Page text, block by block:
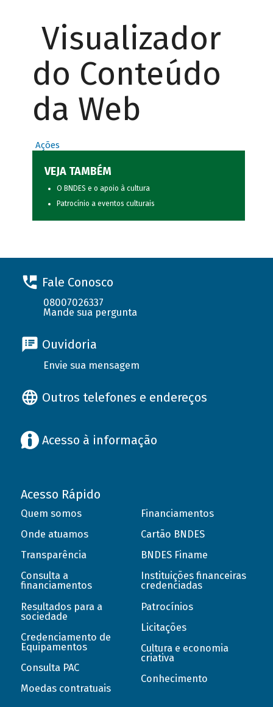
Visualizador
do Conteúdo
da Web
Ações
VEJA TAMBÉM
O BNDES e o apoio à cultura
Patrocínio a eventos culturais
Fale Conosco
08007026337
Mande sua pergunta
Ouvidoria
Envie sua mensagem
Outros telefones e endereços
Acesso à informação
Acesso Rápido
Quem somos
Onde atuamos
Transparência
Consulta a
financiamentos
Resultados para a
sociedade
Credenciamento de
Equipamentos
Consulta PAC
Moedas contratuais
Financiamentos
Cartão BNDES
BNDES Finame
Instituições financeiras
credenciadas
Patrocínios
Licitações
Cultura e economia
criativa
Conhecimento